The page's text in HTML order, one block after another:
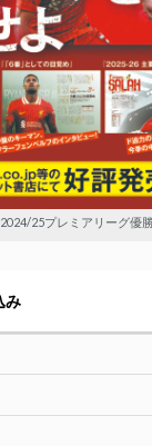
25プレミアリーグ優
み